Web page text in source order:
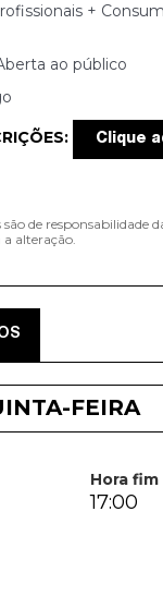
+
ao público
Clique
de responsabilidade
alteração.
FEIRA
Hora fim
17:00